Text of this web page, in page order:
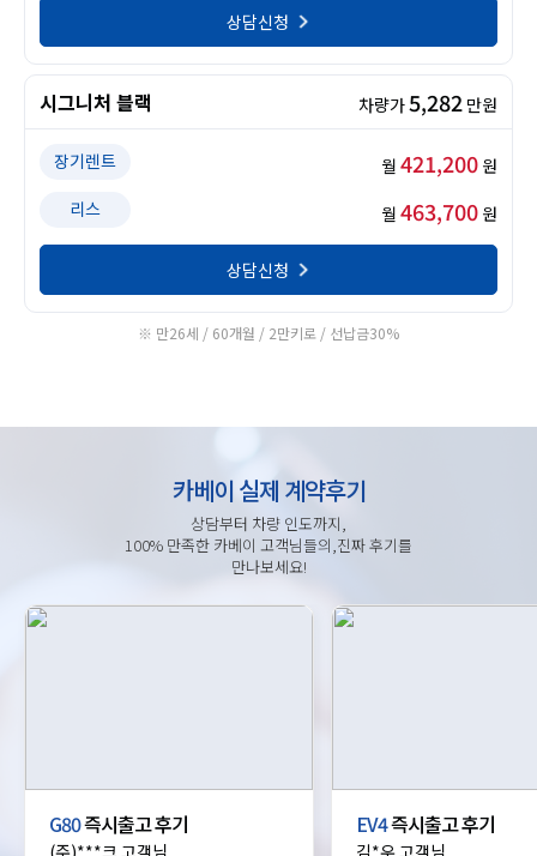
상담신청
시그니처 블랙 차량가5,282 만원
장기렌트 월 421,200 원
리스
월 463,700 원
상담신청
※ 만26세 / 60개월 / 2만키로 / 선납금30%
카베이 실제 계약후기
상담부터 차량 인도까지,
100% 만족한 카베이 고객님들의,진짜 후기를
만나보세요!
G80즉시출고 후기 EV4즉시출고 후기